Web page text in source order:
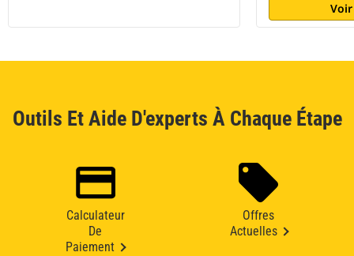
Outils Et Aide D'experts À Chaque Étape
Calculateur
De
Paiement
Offres
Actuelles